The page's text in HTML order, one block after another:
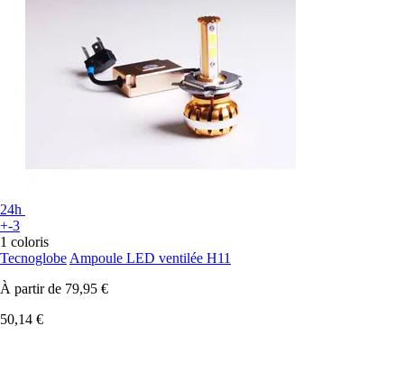
24h
+-3
1 coloris
Tecnoglobe Ampoule LED ventilée H11
À partir de 79,95 €
50,14 €